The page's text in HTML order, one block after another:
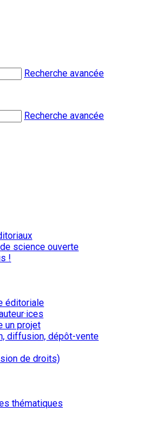
Recherche avancée
Recherche avancée
science ouverte
!
éditoriale
un projet
diffusion, dépôt-vente
de droits)
thématiques